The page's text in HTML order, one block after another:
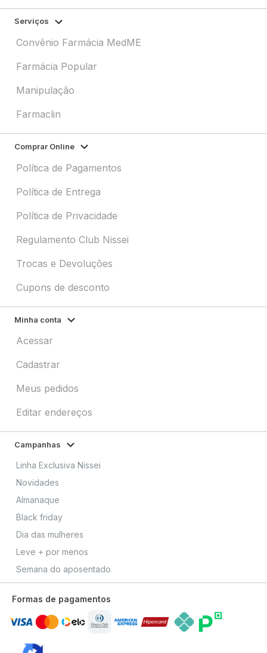
Serviços
Convênio Farmácia MedME
Farmácia Popular
Manipulação
Farmaclin
Comprar Online
Política de Pagamentos
Política de Entrega
Política de Privacidade
Regulamento Club Nissei
Trocas e Devoluções
Cupons de desconto
Minha conta
Acessar
Cadastrar
Meus pedidos
Editar endereços
Campanhas
Linha Exclusiva Nissei
Novidades
Almanaque
Black friday
Dia das mulheres
Leve + por menos
Semana do aposentado
Formas de pagamentos